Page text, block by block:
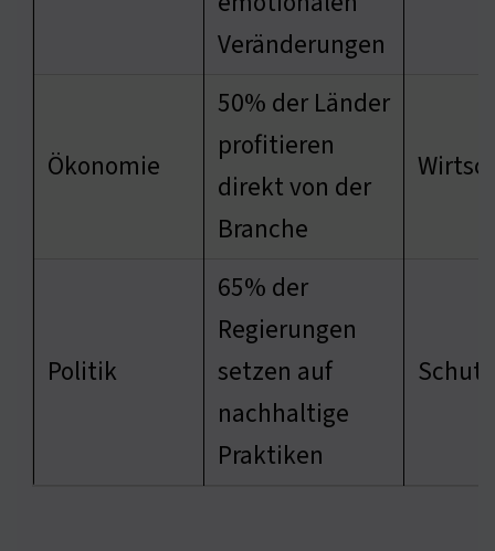
Veränderungen
Ökonomie
50% der Länder
profitieren
direkt von der
Branche
Politik
65% der
Regierungen
setzen auf
nachhaltige
Praktiken